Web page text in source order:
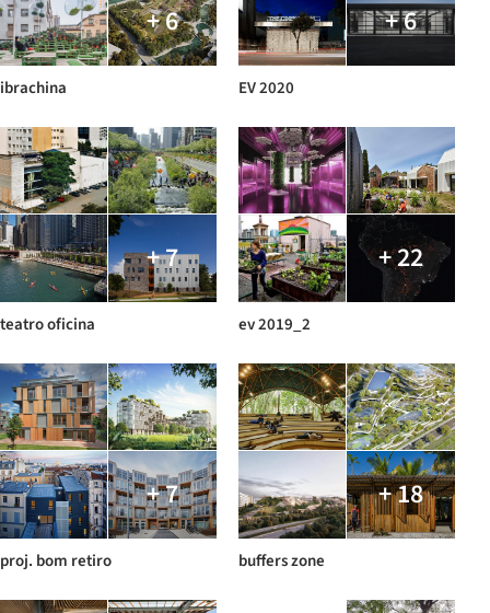
+ 6
ibrachina
+ 6
EV 2020
+ 7
teatro oficina
+ 22
ev 2019_2
+ 7
proj. bom retiro
+ 18
buffers zone